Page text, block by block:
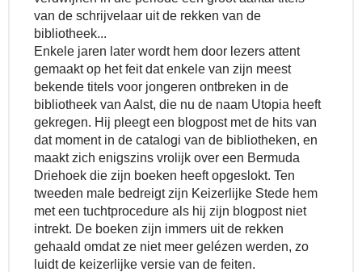
van de schrijvelaar uit de rekken van de
bibliotheek...
Enkele jaren later wordt hem door lezers attent
gemaakt op het feit dat enkele van zijn meest
bekende titels voor jongeren ontbreken in de
bibliotheek van Aalst, die nu de naam Utopia heeft
gekregen. Hij pleegt een blogpost met de hits van
dat moment in de catalogi van de bibliotheken, en
maakt zich enigszins vrolijk over een Bermuda
Driehoek die zijn boeken heeft opgeslokt. Ten
tweeden male bedreigt zijn Keizerlijke Stede hem
met een tuchtprocedure als hij zijn blogpost niet
intrekt. De boeken zijn immers uit de rekken
gehaald omdat ze niet meer gelézen werden, zo
luidt de keizerlijke versie van de feiten.